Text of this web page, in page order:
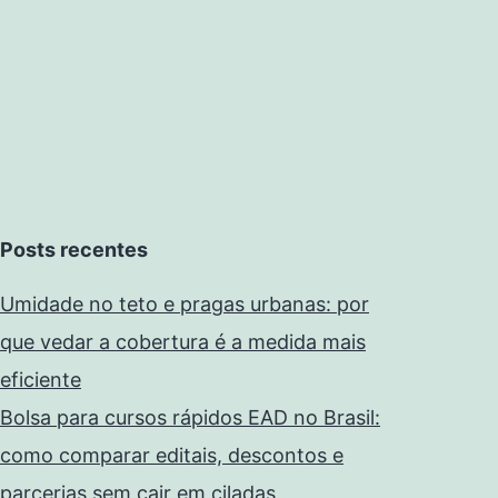
Posts recentes
Umidade no teto e pragas urbanas: por
que vedar a cobertura é a medida mais
eficiente
Bolsa para cursos rápidos EAD no Brasil:
como comparar editais, descontos e
parcerias sem cair em ciladas